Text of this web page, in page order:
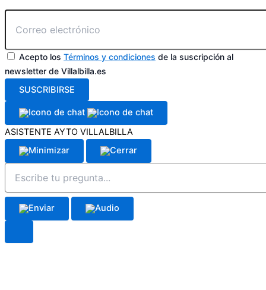
Acepto los Términos y condiciones de la suscripción al
newsletter de Villalbilla.es
SUSCRIBIRSE
ASISTENTE AYTO VILLALBILLA